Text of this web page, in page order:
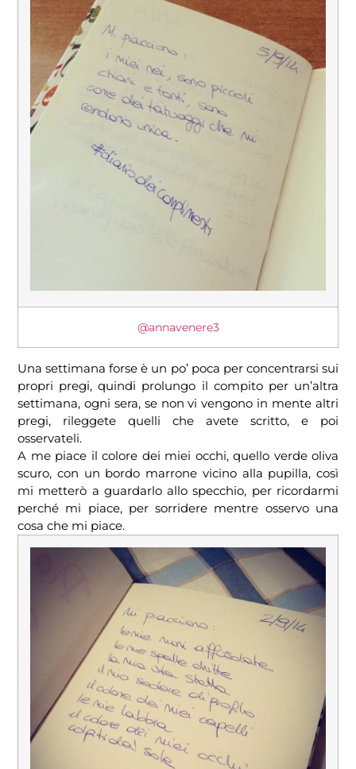
@annavenere3
Una settimana forse è un po’ poca per concentrarsi sui
propri pregi, quindi prolungo il compito per un’altra
settimana, ogni sera, se non vi vengono in mente altri
pregi, rileggete quelli che avete scritto, e poi
osservateli.
A me piace il colore dei miei occhi, quello verde oliva
scuro, con un bordo marrone vicino alla pupilla, così
mi metterò a guardarlo allo specchio, per ricordarmi
perché mi piace, per sorridere mentre osservo una
cosa che mi piace.